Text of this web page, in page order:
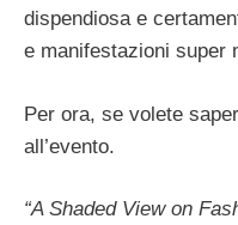
dispendiosa e
e manifestazioni super
Per ora, se volete
all’evento.
“A Shaded View on